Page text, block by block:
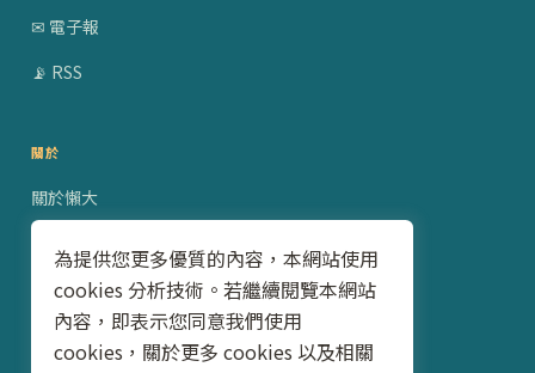
✉ 電子報
📡 RSS
關於
關於懶大
隱私權政策
聯絡我
為提供您更多優質的內容，本網站使用
cookies 分析技術。若繼續閱覽本網站
內容，即表示您同意我們使用
cookies，關於更多 cookies 以及相關